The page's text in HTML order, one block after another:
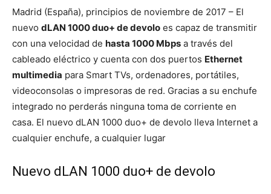
Madrid (España), principios de noviembre de 2017 – El
nuevo dLAN 1000 duo+ de devolo es capaz de transmitir
con una velocidad de hasta 1000 Mbps a través del
cableado eléctrico y cuenta con dos puertos Ethernet
multimedia para Smart TVs, ordenadores, portátiles,
videoconsolas o impresoras de red. Gracias a su enchufe
integrado no perderás ninguna toma de corriente en
casa. El nuevo dLAN 1000 duo+ de devolo lleva Internet a
cualquier enchufe, a cualquier lugar
Nuevo dLAN 1000 duo+ de devolo